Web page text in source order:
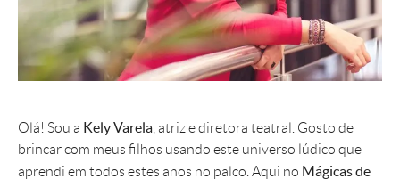
Olá! Sou a Kely Varela , atriz e diretora teatral. Gosto de
brincar com meus filhos usando este universo lúdico que
aprendi em todos estes anos no palco. Aqui no Mágicas de